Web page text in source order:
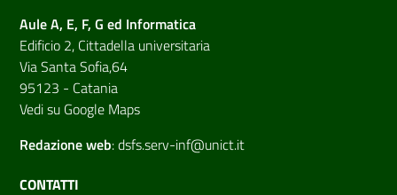
Aule A, E, F, G ed Informatica
Edificio 2, Cittadella universitaria
Via Santa Sofia,64
95123 - Catania
Vedi su Google Maps
Redazione web:dsfs.serv-inf@unict.it
CONTATTI